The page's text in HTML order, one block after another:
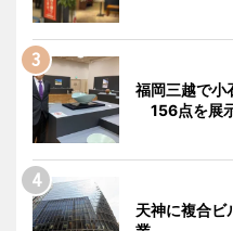
福岡三越で小
156点を展
天神に複合ビ